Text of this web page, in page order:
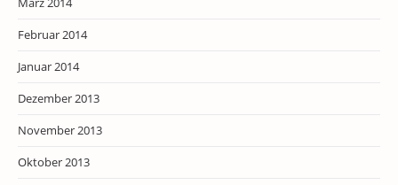
Februar 2014
Januar 2014
Dezember 2013
November 2013
Oktober 2013